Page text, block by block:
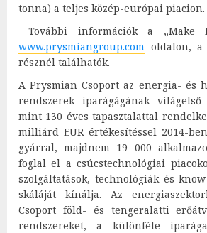
tonna) a teljes közép-európai piacion.
További információk a „Make
www.prysmiangroup.com oldalon, a
résznél találhatók.
A Prysmian Csoport az energia- és
rendszerek iparágágának
mint 130 éves tapasztalattal
milliárd EUR értékesítéssel 2014-
gyárral, majdnem 19 000
foglal el a csúcstechnológiai
szolgáltatások, technológiák és
skáláját kínálja. Az
Csoport föld- és tengeralatti
rendszereket, a különféle